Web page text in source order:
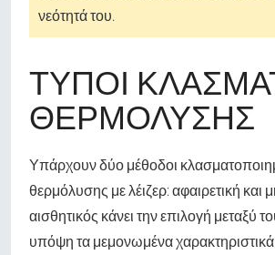
νεότητά του.
ΤΎΠΟΙ
ΘΕΡΜΌΛΥΣΗΣ
Υπάρχουν δύο μέθοδοι
θερμόλυσης με λέιζερ: αφαιρετική και
αισθητικός κάνει την επιλογή μεταξύ
υπόψη τα μεμονωμένα χαρακτηριστικά